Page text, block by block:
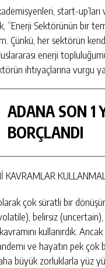
start-
Sektörünün bir
Çünkü, her sektörün
enerji
ihtiyaçlarına vurgu
ADANA SON 1
BORÇLANDI
KAVRAMLAR
çok süratli bir
belirsiz
kullanırdık.
ve hayatın pek çok
büyük zorluklarla yüz